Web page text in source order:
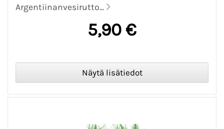
Argentiinanvesirutto...
5,90 €